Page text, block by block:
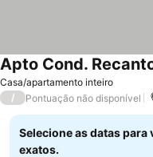
Casa/apartamento inteiro
Apto Cond.
/ Pontuação não disponível
Selecione as datas para
exatos.